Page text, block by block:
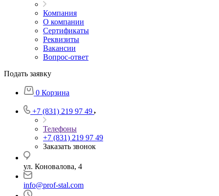
Компания
О компании
Сертификаты
Реквизиты
Вакансии
Вопрос-ответ
Подать заявку
0 Корзина
+7 (831) 219 97 49
Телефоны
+7 (831) 219 97 49
Заказать звонок
ул. Коновалова, 4
info@prof-stal.com